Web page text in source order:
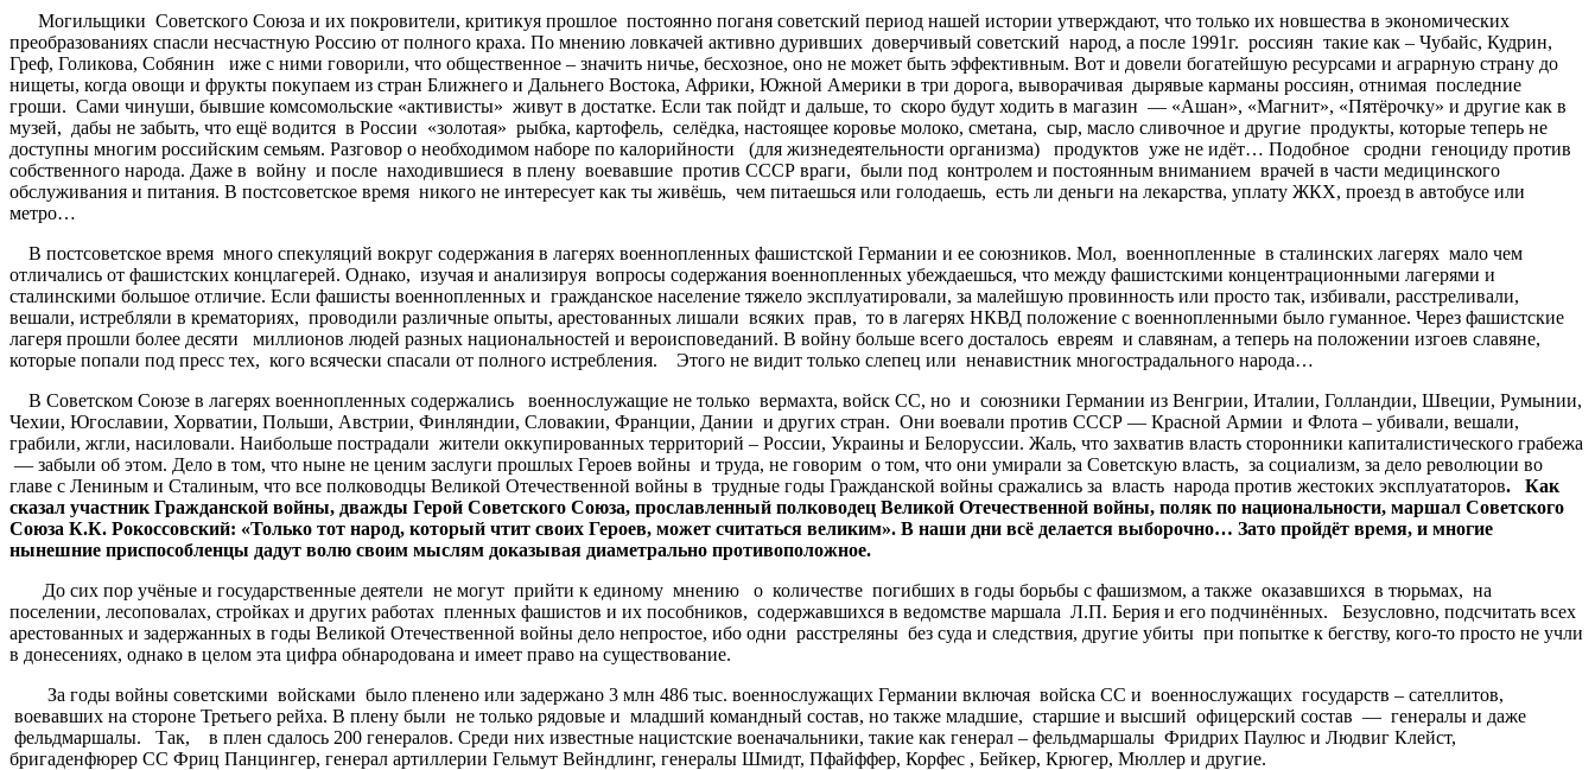
Могильщики Советского Союза и их покровители, критикуя прошлое постоянно поганя советский период нашей истории утверждают, что только их новшества в экономических
преобразованиях спасли несчастную Россию от полного краха. По мнению ловкачей активно дуривших доверчивый советский народ, а после 1991г. россиян такие как – Чубайс, Кудрин,
Греф, Голикова, Собянин иже с ними говорили, что общественное – значить ничье, бесхозное, оно не может быть эффективным. Вот и довели богатейшую ресурсами и аграрную страну до
нищеты, когда овощи и фрукты покупаем из стран Ближнего и Дальнего Востока, Африки, Южной Америки в три дорога, выворачивая дырявые карманы россиян, отнимая последние
гроши. Сами чинуши, бывшие комсомольские «активисты» живут в достатке. Если так пойдт и дальше, то скоро будут ходить в магазин — «Ашан», «Магнит», «Пятёрочку» и другие как в
музей, дабы не забыть, что ещё водится в России «золотая» рыбка, картофель, селёдка, настоящее коровье молоко, сметана, сыр, масло сливочное и другие продукты, которые теперь не
доступны многим российским семьям. Разговор о необходимом наборе по калорийности (для жизнедеятельности организма) продуктов уже не идёт… Подобное сродни геноциду против
собственного народа. Даже в войну и после находившиеся в плену воевавшие против СССР враги, были под контролем и постоянным вниманием врачей в части медицинского
обслуживания и питания. В постсоветское время никого не интересует как ты живёшь, чем питаешься или голодаешь, есть ли деньги на лекарства, уплату ЖКХ, проезд в автобусе или
метро…
В постсоветское время много спекуляций вокруг содержания в лагерях военнопленных фашистской Германии и ее союзников. Мол, военнопленные в сталинских лагерях мало чем
отличались от фашистских концлагерей. Однако, изучая и анализируя вопросы содержания военнопленных убеждаешься, что между фашистскими концентрационными лагерями и
сталинскими большое отличие. Если фашисты военнопленных и гражданское население тяжело эксплуатировали, за малейшую провинность или просто так, избивали, расстреливали,
вешали, истребляли в крематориях, проводили различные опыты, арестованных лишали всяких прав, то в лагерях НКВД положение с военнопленными было гуманное. Через фашистские
лагеря прошли более десяти миллионов людей разных национальностей и вероисповеданий. В войну больше всего досталось евреям и славянам, а теперь на положении изгоев славяне,
которые попали под пресс тех, кого всячески спасали от полного истребления. Этого не видит только слепец или ненавистник многострадального народа…
В Советском Союзе в лагерях военнопленных содержались военнослужащие не только вермахта, войск СС, но и союзники Германии из Венгрии, Италии, Голландии, Швеции, Румынии,
Чехии, Югославии, Хорватии, Польши, Австрии, Финляндии, Словакии, Франции, Дании и других стран. Они воевали против СССР — Красной Армии и Флота – убивали, вешали,
грабили, жгли, насиловали. Наибольше пострадали жители оккупированных территорий – России, Украины и Белоруссии. Жаль, что захватив власть сторонники капиталистического грабежа
— забыли об этом. Дело в том, что ныне не ценим заслуги прошлых Героев войны и труда, не говорим о том, что они умирали за Советскую власть, за социализм, за дело революции во
главе с Лениным и Сталиным, что все полководцы Великой Отечественной войны в трудные годы Гражданской войны сражались за власть народа против жестоких эксплуататоров. Как
сказал участник Гражданской войны, дважды Герой Советского Союза, прославленный полководец Великой Отечественной войны, поляк по национальности, маршал Советского
Союза К.К. Рокоссовский: «Только тот народ, который чтит своих Героев, может считаться великим». В наши дни всё делается выборочно… Зато пройдёт время, и многие
нынешние приспособленцы дадут волю своим мыслям доказывая диаметрально противоположное.
До сих пор учёные и государственные деятели не могут прийти к единому мнению о количестве погибших в годы борьбы с фашизмом, а также оказавшихся в тюрьмах, на
поселении, лесоповалах, стройках и других работах пленных фашистов и их пособников, содержавшихся в ведомстве маршала Л.П. Берия и его подчинённых. Безусловно, подсчитать всех
арестованных и задержанных в годы Великой Отечественной войны дело непростое, ибо одни расстреляны без суда и следствия, другие убиты при попытке к бегству, кого-то просто не учли
в донесениях, однако в целом эта цифра обнародована и имеет право на существование.
За годы войны советскими войсками было пленено или задержано 3 млн 486 тыс. военнослужащих Германии включая войска СС и военнослужащих государств – сателлитов,
воевавших на стороне Третьего рейха. В плену были не только рядовые и младший командный состав, но также младшие, старшие и высший офицерский состав — генералы и даже
фельдмаршалы. Так, в плен сдалось 200 генералов. Среди них известные нацистские военачальники, такие как генерал – фельдмаршалы Фридрих Паулюс и Людвиг Клейст,
бригаденфюрер СС Фриц Панцингер, генерал артиллерии Гельмут Вейндлинг, генералы Шмидт, Пфайффер, Корфес , Бейкер, Крюгер, Мюллер и другие.